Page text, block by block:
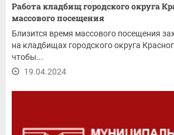
Работа кладбищ городского округа
массового посещения
Близится время массового посещения
на кладбищах городского округа
чтобы...
19.04.2024